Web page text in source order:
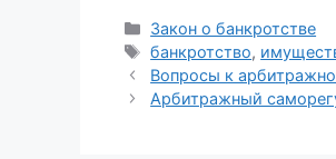
Рубрики
Закон о банкротстве
Метки
банкротство,
Вопросы к
Арбитражный